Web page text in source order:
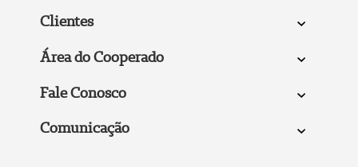
Clientes
Área do Cooperado
Fale Conosco
Comunicação